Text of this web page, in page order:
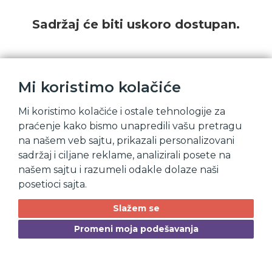
Mi koristimo kolačiće
Mi koristimo kolačiće i ostale tehnologije za
praćenje kako bismo unapredili vašu pretragu
na našem veb sajtu, prikazali personalizovani
sadržaj i ciljane reklame, analizirali posete na
našem sajtu i razumeli odakle dolaze naši
posetioci sajta.
Slažem se
Promeni moja podešavanja
Sadržaj će biti uskoro dostupan.